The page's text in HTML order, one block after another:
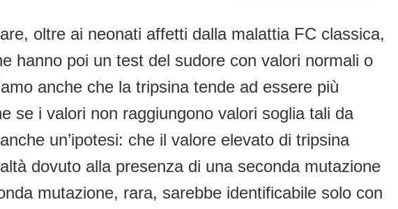
oltre ai neonati affetti dalla malattia FC classica,
hanno poi un test del sudore con valori normali o
anche che la tripsina tende ad essere più
se i valori non raggiungono valori soglia tali da
un’ipotesi: che il valore elevato di tripsina
dovuto alla presenza di una seconda mutazione
mutazione, rara, sarebbe identificabile solo con